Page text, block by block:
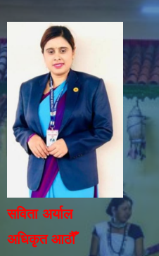
सविता अर्याल
अधिकृत आठौँ